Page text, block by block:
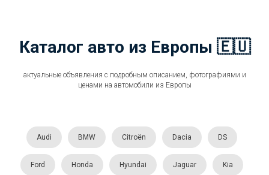
Каталог авто из Европы 🇪🇺
актуальные объявления с подробным описанием, фотографиями и
ценами на автомобили из Европы
Audi BMW Citroën Dacia DS
Ford Honda Hyundai Jaguar Kia